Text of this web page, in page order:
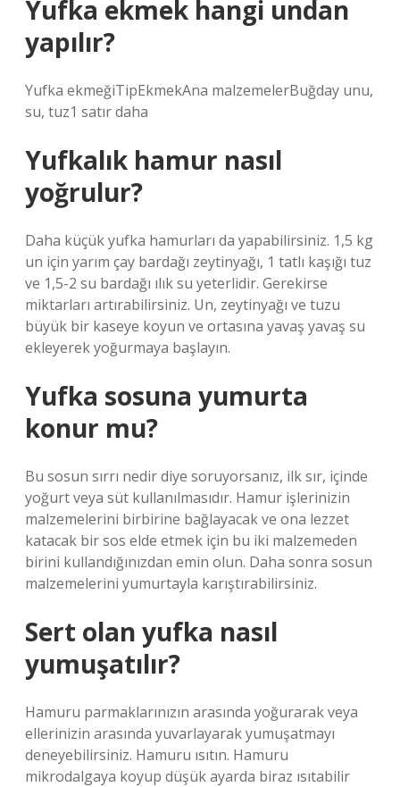
Yufka ekmek hangi undan
yapılır?
Yufka ekmeğiTipEkmekAna malzemelerBuğday unu,
su, tuz1 satır daha
Yufkalık hamur nasıl
yoğrulur?
Daha küçük yufka hamurları da yapabilirsiniz. 1,5 kg
un için yarım çay bardağı zeytinyağı, 1 tatlı kaşığı tuz
ve 1,5-2 su bardağı ılık su yeterlidir. Gerekirse
miktarları artırabilirsiniz. Un, zeytinyağı ve tuzu
büyük bir kaseye koyun ve ortasına yavaş yavaş su
ekleyerek yoğurmaya başlayın.
Yufka sosuna yumurta
konur mu?
Bu sosun sırrı nedir diye soruyorsanız, ilk sır, içinde
yoğurt veya süt kullanılmasıdır. Hamur işlerinizin
malzemelerini birbirine bağlayacak ve ona lezzet
katacak bir sos elde etmek için bu iki malzemeden
birini kullandığınızdan emin olun. Daha sonra sosun
malzemelerini yumurtayla karıştırabilirsiniz.
Sert olan yufka nasıl
yumuşatılır?
Hamuru parmaklarınızın arasında yoğurarak veya
ellerinizin arasında yuvarlayarak yumuşatmayı
deneyebilirsiniz. Hamuru ısıtın. Hamuru
mikrodalgaya koyup düşük ayarda biraz ısıtabilir